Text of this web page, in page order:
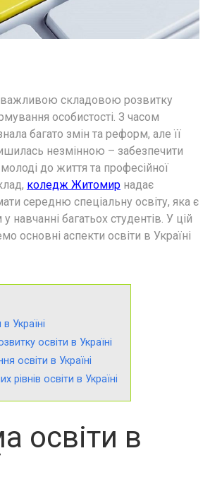
важливою складовою розвитку
особистості. З часом
багато змін та реформ, але її
незмінною – забезпечити
до життя та професійної
коледж Житомир надає
середню спеціальну освіту, яка є
багатьох студентів. У цій
основні аспекти освіти в Україні
Україні
освіти в Україні
освіти в Україні
рівнів освіти в Україні
освіти в